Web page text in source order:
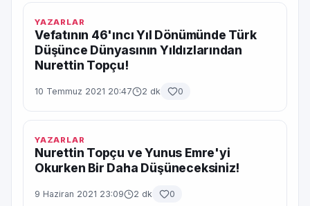
YAZARLAR
Vefatının 46'ıncı Yıl Dönümünde Türk
Düşünce Dünyasının Yıldızlarından
Nurettin Topçu!
10 Temmuz 2021 20:47 2 dk 0
YAZARLAR
Nurettin Topçu ve Yunus Emre'yi
Okurken Bir Daha Düşüneceksiniz!
9 Haziran 2021 23:09 2 dk 0